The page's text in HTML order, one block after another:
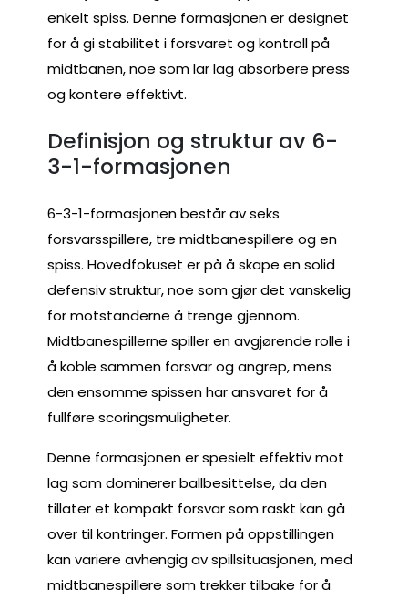
enkelt spiss. Denne formasjonen er designet
for å gi stabilitet i forsvaret og kontroll på
midtbanen, noe som lar lag absorbere press
og kontere effektivt.
Definisjon og struktur av 6-
3-1-formasjonen
6-3-1-formasjonen består av seks
forsvarsspillere, tre midtbanespillere og en
spiss. Hovedfokuset er på å skape en solid
defensiv struktur, noe som gjør det vanskelig
for motstanderne å trenge gjennom.
Midtbanespillerne spiller en avgjørende rolle i
å koble sammen forsvar og angrep, mens
den ensomme spissen har ansvaret for å
fullføre scoringsmuligheter.
Denne formasjonen er spesielt effektiv mot
lag som dominerer ballbesittelse, da den
tillater et kompakt forsvar som raskt kan gå
over til kontringer. Formen på oppstillingen
kan variere avhengig av spillsituasjonen, med
midtbanespillere som trekker tilbake for å